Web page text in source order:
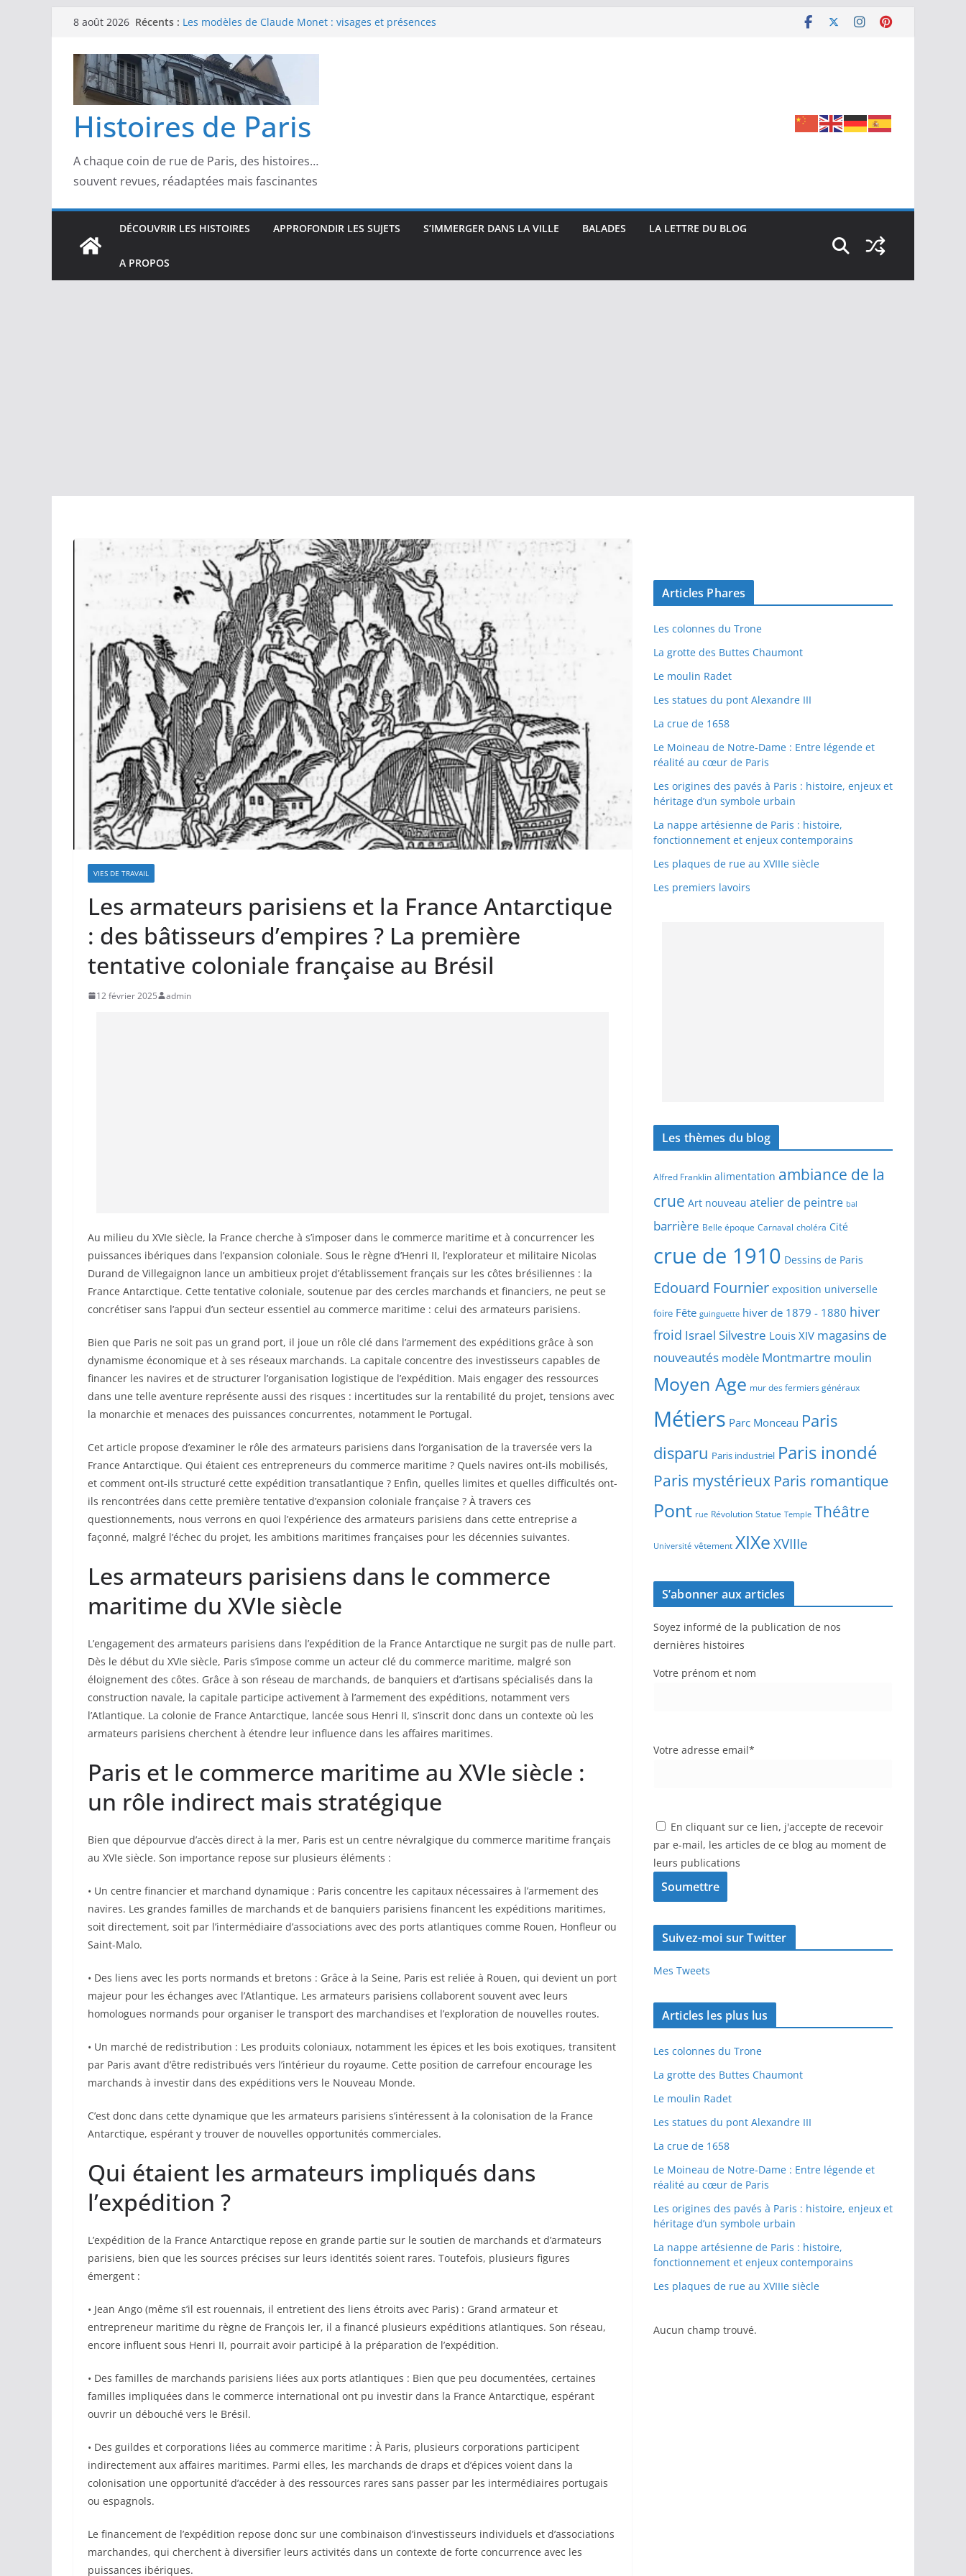
Passer
contenu
8 août 2026 Récents : Les modèles de Claude Monet : visages et présences
confidences de la Belle Époque
Les modèles de Pierre‑Auguste Renoir : visages, corps et
complicités au cœur de l’impressionnisme
Les modèles de Degas : danseuses, travailleuses et visages
d’un Paris moderne
Les modèles de Manet : entre intimité, modernité et
Histoires de Paris
A chaque coin de rue de Paris, des histoires…
souvent revues, réadaptées mais fascinantes
DÉCOUVRIR LES HISTOIRES APPROFONDIR LES SUJETS S’IMMERGER DANS LA VILLE BALADES LA LETTRE DU BLOG
A PROPOS
VIES DE TRAVAIL
Les armateurs parisiens et la France Antarctique
: des bâtisseurs d’empires ? La première
tentative coloniale française au Brésil
12 février 2025 admin
Au milieu du XVIe siècle, la France cherche à s’imposer dans le commerce maritime et à concurrencer les
puissances ibériques dans l’expansion coloniale. Sous le règne d’Henri II, l’explorateur et militaire Nicolas
Durand de Villegaignon lance un ambitieux projet d’établissement français sur les côtes brésiliennes : la
France Antarctique. Cette tentative coloniale, soutenue par des cercles marchands et financiers, ne peut se
concrétiser sans l’appui d’un secteur essentiel au commerce maritime : celui des armateurs parisiens.
Bien que Paris ne soit pas un grand port, il joue un rôle clé dans l’armement des expéditions grâce à son
dynamisme économique et à ses réseaux marchands. La capitale concentre des investisseurs capables de
financer les navires et de structurer l’organisation logistique de l’expédition. Mais engager des ressources
dans une telle aventure représente aussi des risques : incertitudes sur la rentabilité du projet, tensions avec
la monarchie et menaces des puissances concurrentes, notamment le Portugal.
Cet article propose d’examiner le rôle des armateurs parisiens dans l’organisation de la traversée vers la
France Antarctique. Qui étaient ces entrepreneurs du commerce maritime ? Quels navires ont-ils mobilisés,
et comment ont-ils structuré cette expédition transatlantique ? Enfin, quelles limites et quelles difficultés ont-
ils rencontrées dans cette première tentative d’expansion coloniale française ? À travers ces
questionnements, nous verrons en quoi l’expérience des armateurs parisiens dans cette entreprise a
façonné, malgré l’échec du projet, les ambitions maritimes françaises pour les décennies suivantes.
Les armateurs parisiens dans le commerce
maritime du XVIe siècle
L’engagement des armateurs parisiens dans l’expédition de la France Antarctique ne surgit pas de nulle part.
Dès le début du XVIe siècle, Paris s’impose comme un acteur clé du commerce maritime, malgré son
éloignement des côtes. Grâce à son réseau de marchands, de banquiers et d’artisans spécialisés dans la
construction navale, la capitale participe activement à l’armement des expéditions, notamment vers
l’Atlantique. La colonie de France Antarctique, lancée sous Henri II, s’inscrit donc dans un contexte où les
armateurs parisiens cherchent à étendre leur influence dans les affaires maritimes.
Paris et le commerce maritime au XVIe siècle :
un rôle indirect mais stratégique
Bien que dépourvue d’accès direct à la mer, Paris est un centre névralgique du commerce maritime français
au XVIe siècle. Son importance repose sur plusieurs éléments :
• Un centre financier et marchand dynamique : Paris concentre les capitaux nécessaires à l’armement des
navires. Les grandes familles de marchands et de banquiers parisiens financent les expéditions maritimes,
soit directement, soit par l’intermédiaire d’associations avec des ports atlantiques comme Rouen, Honfleur ou
Saint-Malo.
• Des liens avec les ports normands et bretons : Grâce à la Seine, Paris est reliée à Rouen, qui devient un port
majeur pour les échanges avec l’Atlantique. Les armateurs parisiens collaborent souvent avec leurs
homologues normands pour organiser le transport des marchandises et l’exploration de nouvelles routes.
• Un marché de redistribution : Les produits coloniaux, notamment les épices et les bois exotiques, transitent
par Paris avant d’être redistribués vers l’intérieur du royaume. Cette position de carrefour encourage les
marchands à investir dans des expéditions vers le Nouveau Monde.
C’est donc dans cette dynamique que les armateurs parisiens s’intéressent à la colonisation de la France
Antarctique, espérant y trouver de nouvelles opportunités commerciales.
Qui étaient les armateurs impliqués dans
l’expédition ?
L’expédition de la France Antarctique repose en grande partie sur le soutien de marchands et d’armateurs
parisiens, bien que les sources précises sur leurs identités soient rares. Toutefois, plusieurs figures
émergent :
• Jean Ango (même s’il est rouennais, il entretient des liens étroits avec Paris) : Grand armateur et
entrepreneur maritime du règne de François Ier, il a financé plusieurs expéditions atlantiques. Son réseau,
encore influent sous Henri II, pourrait avoir participé à la préparation de l’expédition.
• Des familles de marchands parisiens liées aux ports atlantiques : Bien que peu documentées, certaines
familles impliquées dans le commerce international ont pu investir dans la France Antarctique, espérant
ouvrir un débouché vers le Brésil.
• Des guildes et corporations liées au commerce maritime : À Paris, plusieurs corporations participent
indirectement aux affaires maritimes. Parmi elles, les marchands de draps et d’épices voient dans la
colonisation une opportunité d’accéder à des ressources rares sans passer par les intermédiaires portugais
ou espagnols.
Le financement de l’expédition repose donc sur une combinaison d’investisseurs individuels et d’associations
marchandes, qui cherchent à diversifier leurs activités dans un contexte de forte concurrence avec les
puissances ibériques.
Articles Phares
Les colonnes du Trone
La grotte des Buttes Chaumont
Le moulin Radet
Les statues du pont Alexandre III
La crue de 1658
Le Moineau de Notre-Dame : Entre légende et
réalité au cœur de Paris
Les origines des pavés à Paris : histoire, enjeux et
héritage d’un symbole urbain
La nappe artésienne de Paris : histoire,
fonctionnement et enjeux contemporains
Les plaques de rue au XVIIIe siècle
Les premiers lavoirs
Les thèmes du blog
Alfred Franklin alimentation ambiance de la
crue Art nouveau atelier de peintre bal
barrière Belle époque Carnaval choléra Cité
crue de 1910 Dessins de Paris
Edouard Fournier exposition universelle
foire Fête guinguette hiver de 1879 - 1880 hiver
froid Israel Silvestre Louis XIV magasins de
nouveautés modèle Montmartre moulin
Moyen Age mur des fermiers généraux
Métiers Parc Monceau Paris
disparu Paris industriel Paris inondé
Paris mystérieux Paris romantique
Pont rue Révolution Statue Temple Théâtre
Université vêtement XIXeXVIIIe
S’abonner aux articles
Soyez informé de la publication de nos
dernières histoires
Votre prénom et nom
Votre adresse email*
En cliquant sur ce lien, j'accepte de recevoir
par e-mail, les articles de ce blog au moment de
leurs publications
Suivez-moi sur Twitter
Mes Tweets
Articles les plus lus
Les colonnes du Trone
La grotte des Buttes Chaumont
Le moulin Radet
Les statues du pont Alexandre III
La crue de 1658
Le Moineau de Notre-Dame : Entre légende et
réalité au cœur de Paris
Les origines des pavés à Paris : histoire, enjeux et
héritage d’un symbole urbain
La nappe artésienne de Paris : histoire,
fonctionnement et enjeux contemporains
Les plaques de rue au XVIIIe siècle
Aucun champ trouvé.